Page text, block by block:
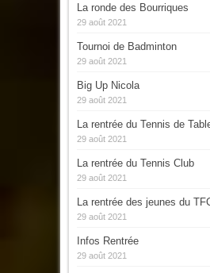
La ronde des Bourriques
29 août 2021
Tournoi de Badminton
29 août 2021
Big Up Nicola
29 août 2021
La rentrée du Tennis de
29 août 2021
La rentrée du Tennis Club
29 août 2021
La rentrée des jeunes du
29 août 2021
Infos Rentrée
29 août 2021